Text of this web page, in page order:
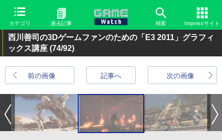
カテゴリ 過去記事 検索 Impressサイト
西川善司の3Dゲームファンのための「E3 2011」グラフィ
ックス講座 (74/92)
前の画像 次の画像
記事へ